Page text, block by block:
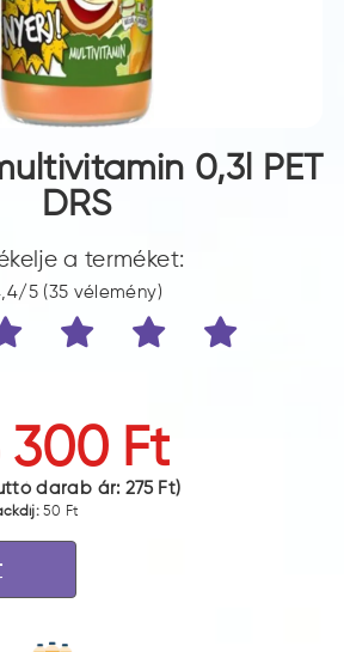
0,3l PET
DRS
a terméket:
5 (35 vélemény)
300 Ft
darab ár: 275 Ft)
50 Ft